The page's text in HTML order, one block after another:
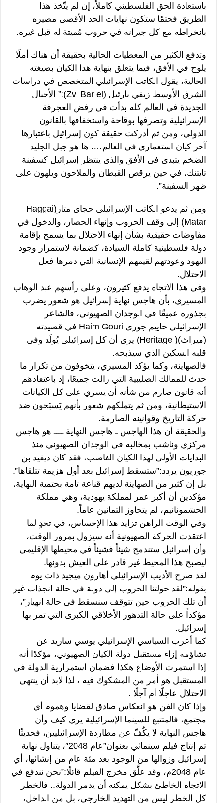
باستعادة الحق الفلسطيني كاملاً، إن لم يتّخذ هذا
الطريق فحتمًا ستكون نهايات الحد الأقصى مصيره
بانخراطه مع كل جيرانه في حروب مُميتة له قبل غيره.
وتدفع الكثير من المعطيات الحالية بحقيقة أن هناك أملًا
يلوح في الأفق، فيما يتعلق بنهاية هذا الكيان بصيغته
الحالية، يقول الكاتب الإسرائيلي المتخصص في دراسات
الشرق الأوسط زيفي بارئيل (Zvi Bar el):” الأجيال
الجديدة في العالم كله بدأت في رفض العجرفة
الإسرائيلية وتصرفها بوقاحة واستخفافها بالقانون
الدولي، ومن ثم أدركت حقيقة كون إسرائيل باعتبارها
آخر كيان استعماري في العالم…. ها هو جبل الجليد
الضخم يتبدى في الأفق والذي ينتظر إسرائيل كسفينة
تايتنك، في حين يرقص القبطان والملاحون ويلهون على
ظهر السفينة”.
ومن ثم يدعو الكاتب الإسرائيلي حجاي متار(Haggai
Matar) إلى وقف الحروب وإنهاء الحصار، والدخول في
مفاوضات حقيقية بشأن إنهاء الاحتلال بما يسمح بإقامة
دولة فلسطينية كاملة السيادة، كضمانة لاستمرار وجود
اليهود وعودتهم لقيمهم الإنسانية التي دمرها فعل
الاحتلال.
وفي هذا الاتجاه يدفع كثيرون، وعلى رأسهم عبد الوهاب
المسيري، بأن هاجس نهاية إسرائيل هو شعور يضرب
بجذوره عميقًا في الوجدان الصهيوني، فالشاعر
الإسرائيلي حاييم جورى Haim Gouri في قصيدته
(ميراث)( Heritage) يرى أن كل إسرائيلي يُولَد وفي
قلبه السكين الذي سيذبحه.
فالصهاينة، وكما يؤكد المسيري، يتخوفون من تكرار ما
حدث للممالك الصليبية التي زالت جميعًا، إذ باعتقادهم
أنه قانون صارم من شأنه أن يسري على كل الكيانات
الاستيطانية، ومن ثم يتملكهم شعور بأنهم يَسبَحون ضد
حركة التاريخ وقوانينه الصارمة.
والحقيقة أن هذا الهاجس ـ هاجس النهاية ــــ هو هاجس
مركزي وناشب بمخالبه في الوجدان الصهيوني منذ
البدايات الأولى لهذا الكيان الغاصب، فقد كان ديفيد بن
جوريون يردد:”ستسقط إسرائيل بعد أول هزيمة تتلقاها”.
بل إن كثير من الصهاينة لديهم قناعة تامة بحتمية النهاية،
مؤكدين أن أكبر عمر لمملكة يهودية، وهي مملكة
الحشمونائيم، لم يتجاوز الثمانين عاماً.
وفي الوقت الراهن تزايد هذا الإحساس، في تحدٍ لما
اعتقدت الحركة الصهيونية أنه سيزول بمرور الوقت،
وأن إسرائيل ستندمج شيئاً فشيئاً في محيطها الإقليمي
ليصبح هذا المحيط غير قادر على العيش بدونها.
لقد صرح الأديب الإسرائيلي أهارون ميجيد ذات يوم
بقوله:”لقد حولتنا الحروب إلى دولة في حالة انجذاب غير
أن تلك الحروب حين تتوقف سنسقط في حالة انهيار”،
مؤكداً على حالة التدهور الأخلاقي الكبرى التي تمر بها
إسرائيل.
كما أعرب السياسي الإسرائيلي يوسي ساريد عن
تشاؤمه إزاء مستقبل دولة الكيان الصهيوني، مؤكدًا أنه
إذا استمرت الأوضاع هكذا فضمان استمرارية الدولة في
المستقبل هو أمر من المشكوك فيه ، لذا لابد أن ينتهي
الاحتلال عاجلًا أم آجلًا .
وإذا كان الفن هو انعكاس صادق لقضايا وهموم أي
مجتمع، فالمتتبع للسينما الإسرائيلية يري كيف وأن
هاجس النهاية لا يكُفّ عن مطاردة الإسرائيليين، فحديثًا
تم إنتاج فيلم سينمائي بعنوان”عام 2048″، يتناول نهاية
إسرائيل وزوالها من الوجود بعد مئة عام من إنشائها، أي
عام 2048م، وقد علَّق مخرج الفيلم قائلًا:”نحن نندفع في
الاتجاه الخاطئ بشكل يمكنه أن يدمر الدولة.. فالخطر
كل الخطر ليس من التهديد الخارجي، بل من الداخل،